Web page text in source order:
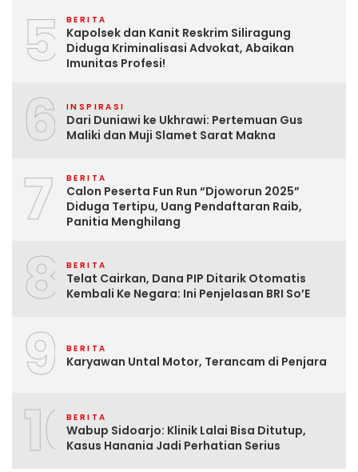
5 BERITA
Kapolsek dan Kanit Reskrim Siliragung
Diduga Kriminalisasi Advokat, Abaikan
Imunitas Profesi!
6 INSPIRASI
Dari Duniawi ke Ukhrawi: Pertemuan Gus
Maliki dan Muji Slamet Sarat Makna
7 BERITA
Calon Peserta Fun Run “Djoworun 2025”
Diduga Tertipu, Uang Pendaftaran Raib,
Panitia Menghilang
8 BERITA
Telat Cairkan, Dana PIP Ditarik Otomatis
Kembali Ke Negara: Ini Penjelasan BRI So’E
9 BERITA
Karyawan Untal Motor, Terancam di Penjara
10BERITA
Wabup Sidoarjo: Klinik Lalai Bisa Ditutup,
Kasus Hanania Jadi Perhatian Serius